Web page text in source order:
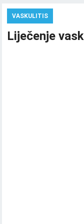
VASKULITIS
Liječenje